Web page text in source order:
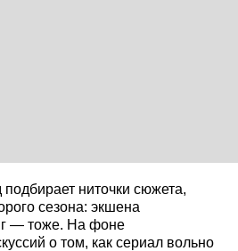
ниточки сюжета,
сезона: экшена
— тоже. На фоне
о том, как сериал вольно